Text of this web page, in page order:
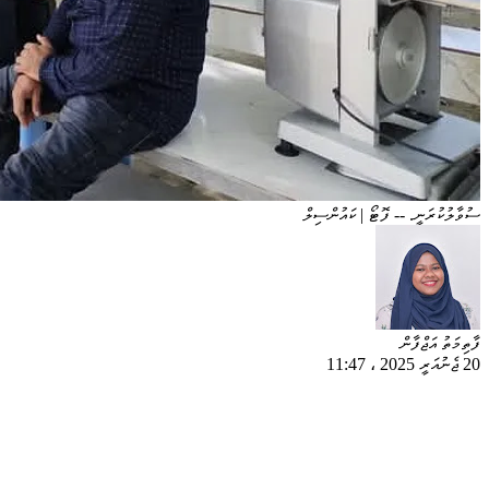
ސުވާލުކުރަނީ. -- ފޮޓޯ | ކައުންސިލް
ފާތިމަތު އަޖްފާން
20 ޖެނުއަރީ 2025
، 11:47